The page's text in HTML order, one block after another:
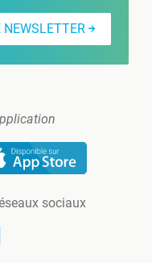
NEWSLETTER
sociaux